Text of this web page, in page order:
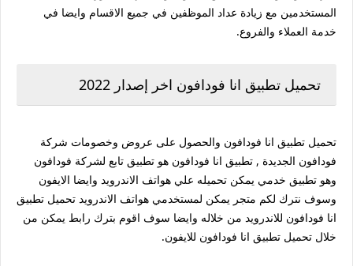
المستخدمين مع زيادة عداد الموظفين في جميع الاقسام وايضا في
خدمة العملاء والفروع.
تحميل تطبيق انا فودافون اخر إصدار 2022
تحميل تطبيق انا فودافون والحصول على عروض وخصومات شركة
فودافون الجديدة , تطبيق انا فودافون هو تطبيق تابع لشركة فودافون
وهو تطبيق خدمي يمكن تحميله علي هواتف الاندرويد وايضا الايفون
وسوف نترك لكم متجر يمكن لمستخدمي هواتف الاندرويد تحميل تطبيق
انا فودافون للاندرويد من خلاله وايضا سوف اقوم بترك رابط يمكن من
خلال تحميل تطبيق انا فودافون للايفون.